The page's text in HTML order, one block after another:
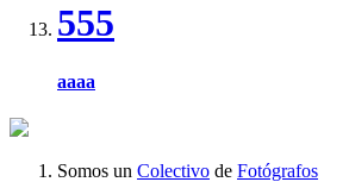
555
aaaa
Somos un Colectivo de Fotógrafos